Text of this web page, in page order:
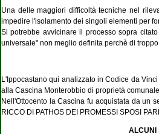
Una delle maggiori difficoltà tecniche nel
impedire l'isolamento dei singoli elementi per
Si potrebbe avvicinare il processo sopra
universale" non meglio definita perchè di
L'Ippocastano qui analizzato in Codice da
alla Cascina Monterobbio di proprietà
Nell'Ottocento la Cascina fu acquistata da un
RICCO DI PATHOS DEI PROMESSI SPOSI
ALCUNI